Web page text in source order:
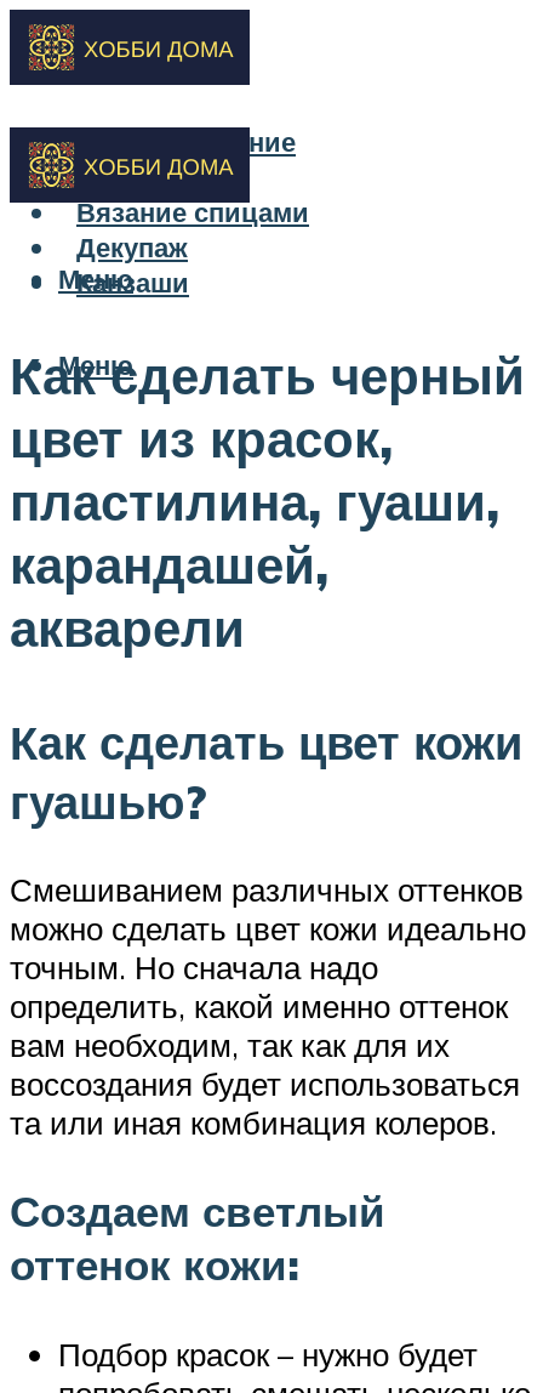
Бисероплетение
Вышивка
Вязание спицами
Декупаж
Канзаши
Меню
Меню
Как сделать черный
цвет из красок,
пластилина, гуаши,
карандашей,
акварели
Как сделать цвет кожи
гуашью?
Смешиванием различных оттенков
можно сделать цвет кожи идеально
точным. Но сначала надо
определить, какой именно оттенок
вам необходим, так как для их
воссоздания будет использоваться
та или иная комбинация колеров.
Создаем светлый
оттенок кожи:
Подбор красок – нужно будет